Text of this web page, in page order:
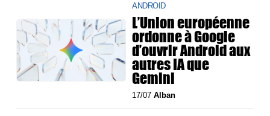
ANDROID
L’Union européenne
ordonne à Google
d’ouvrir Android aux
autres IA que
Gemini
17/07Alban